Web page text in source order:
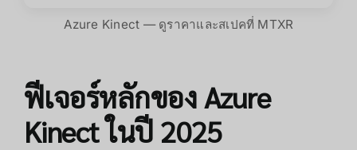
Azure Kinect — ดูราคาและสเปคที่ MTXR
ฟีเจอร์หลักของ Azure
Kinect ในปี 2025